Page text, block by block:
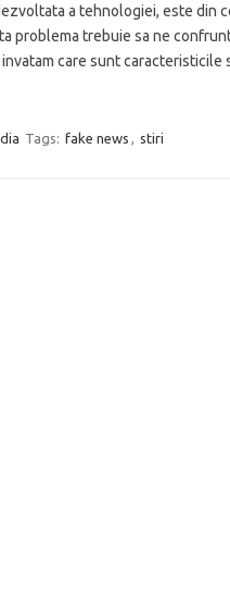
a tehnologiei, este din
problema trebuie sa ne
invatam care sunt
Tags: fake news , stiri